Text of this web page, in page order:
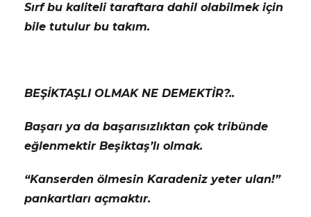
Sırf bu kaliteli taraftara dahil olabilmek için
bile tutulur bu takım.
BEŞİKTAŞLI OLMAK NE DEMEKTİR?..
Başarı ya da başarısızlıktan çok tribünde
eğlenmektir Beşiktaş’lı olmak.
“Kanserden ölmesin Karadeniz yeter ulan!”
pankartları açmaktır.